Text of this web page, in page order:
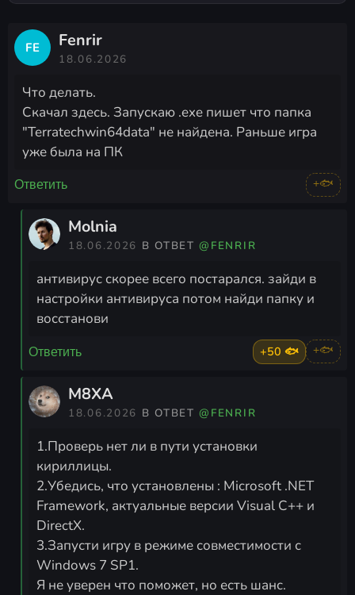
FE Fenrir
18.06.2026
Что делать.
Скачал здесь. Запускаю .exe пишет что папка
"Terratechwin64data" не найдена. Раньше игра
уже была на ПК
Ответить +🐟
Molnia
18.06.2026 В ОТВЕТ@FENRIR
антивирус скорее всего постарался. зайди в
настройки антивируса потом найди папку и
восстанови
Ответить +50 🐟 +🐟
M8XA
18.06.2026 В ОТВЕТ@FENRIR
1.Проверь нет ли в пути установки
кириллицы.
2.Убедись, что установлены : Microsoft .NET
Framework, актуальные версии Visual C++ и
DirectX.
3.Запусти игру в режиме совместимости с
Windows 7 SP1.
Я не уверен что поможет, но есть шанс.